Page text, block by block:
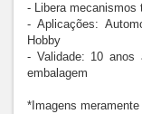
- Libera mecanismos
- Aplicações:
Hobby
- Validade: 10 anos
embalagem
*Imagens